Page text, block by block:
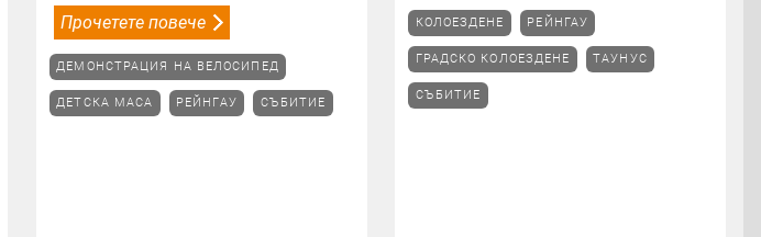
Прочетете повече
ДЕМОНСТРАЦИЯ НА ВЕЛОСИПЕД
ДЕТСКА МАСА РЕЙНГАУ СЪБИТИЕ
КОЛОЕЗДЕНЕ РЕЙНГАУ
ГРАДСКО КОЛОЕЗДЕНЕ ТАУНУС
СЪБИТИЕ